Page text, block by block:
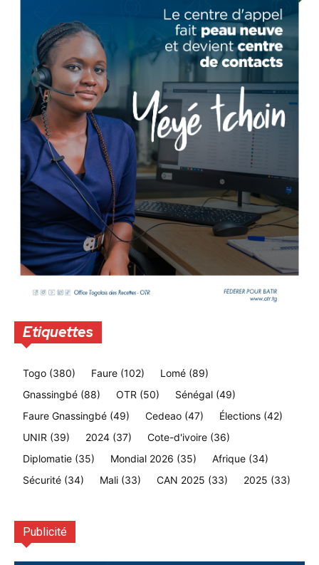
Etiquettes
Togo (380) Faure (102) Lomé (89)
Gnassingbé (88) OTR (50) Sénégal (49)
Faure Gnassingbé (49) Cedeao (47) Élections (42)
UNIR (39) 2024 (37) Cote-d'ivoire (36)
Diplomatie (35) Mondial 2026 (35) Afrique (34)
Sécurité (34) Mali (33) CAN 2025 (33) 2025 (33)
Publicité